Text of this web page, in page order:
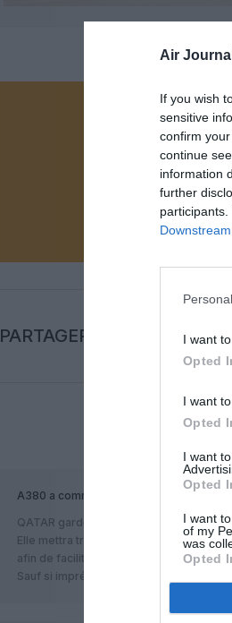
Air
If you wish
sensitive
confirm
continue
information
further
I want
Opted
I want
Opted
I want
Opted
I want
of my
was
Opted
Vous
PARTAGER L'ARTICLE
A380 a commenté :
QATAR gardera sans doute tous ses
Elle mettra très probablement tous ses
afin de faciliter le surplus de flux
Sauf si imprévu de type covid !